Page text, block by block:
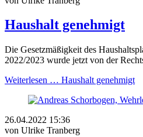
Haushalt genehmigt
Die Gesetzmäßigkeit des
2022/2023 wurde jetzt von der
Weiterlesen … Haushalt genehmigt
26.04.2022 15:36
von Ulrike Tranberg